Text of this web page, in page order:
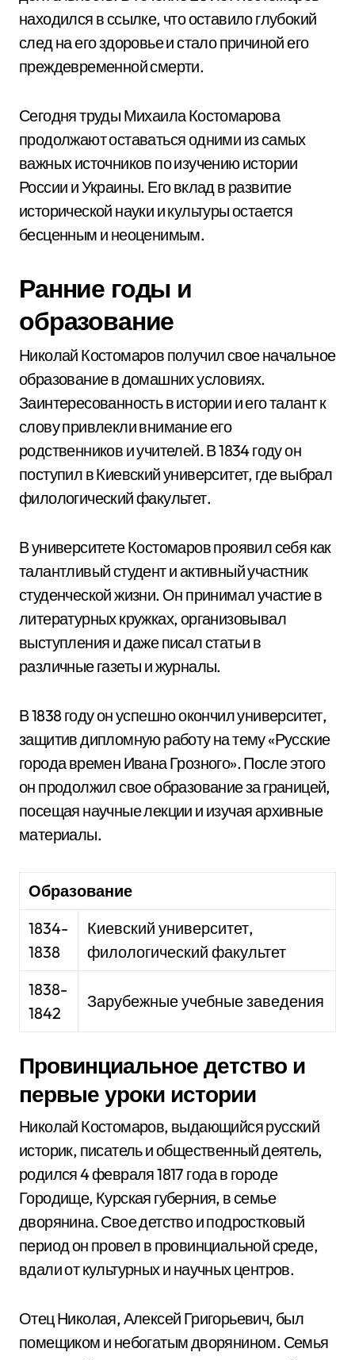
находился в ссылке, что оставило глубокий
след на его здоровье и стало причиной его
преждевременной смерти.
Сегодня труды Михаила Костомарова
продолжают оставаться одними из самых
важных источников по изучению истории
России и Украины. Его вклад в развитие
исторической науки и культуры остается
бесценным и неоценимым.
Ранние годы и
образование
Николай Костомаров получил свое начальное
образование в домашних условиях.
Заинтересованность в истории и его талант к
слову привлекли внимание его
родственников и учителей. В 1834 году он
поступил в Киевский университет, где выбрал
филологический факультет.
В университете Костомаров проявил себя как
талантливый студент и активный участник
студенческой жизни. Он принимал участие в
литературных кружках, организовывал
выступления и даже писал статьи в
различные газеты и журналы.
В 1838 году он успешно окончил университет,
защитив дипломную работу на тему «Русские
города времен Ивана Грозного». После этого
он продолжил свое образование за границей,
посещая научные лекции и изучая архивные
материалы.
Образование
1834-
1838
Киевский университет,
филологический факультет
1838-
1842
Зарубежные учебные заведения
Провинциальное детство и
первые уроки истории
Николай Костомаров, выдающийся русский
историк, писатель и общественный деятель,
родился 4 февраля 1817 года в городе
Городище, Курская губерния, в семье
дворянина. Свое детство и подростковый
период он провел в провинциальной среде,
вдали от культурных и научных центров.
Отец Николая, Алексей Григорьевич, был
помещиком и небогатым дворянином. Семья